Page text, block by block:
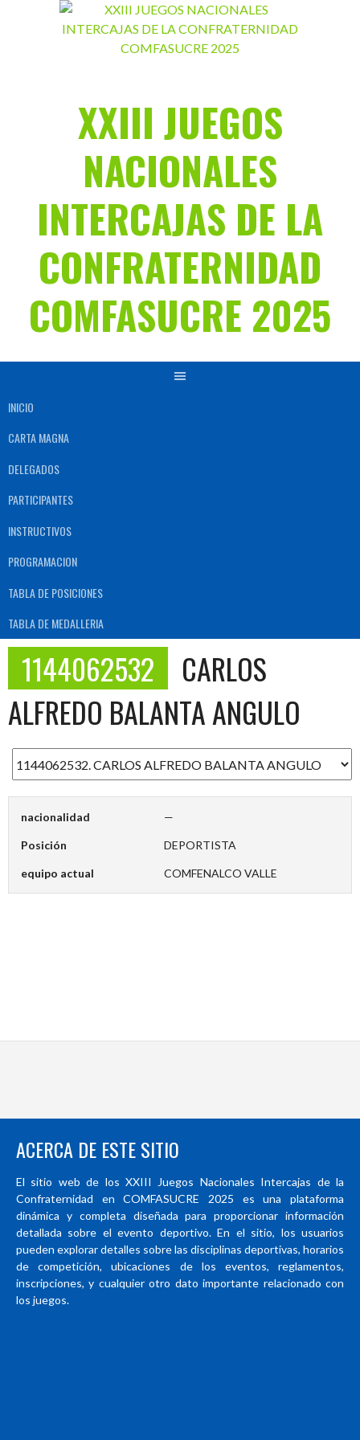
XXIII JUEGOS
NACIONALES
INTERCAJAS DE LA
CONFRATERNIDAD
COMFASUCRE 2025
INICIO
CARTA MAGNA
DELEGADOS
PARTICIPANTES
INSTRUCTIVOS
PROGRAMACION
TABLA DE POSICIONES
TABLA DE MEDALLERIA
1144062532
CARLOS
ALFREDO BALANTA ANGULO
nacionalidad —
Posición DEPORTISTA
equipo actual COMFENALCO VALLE
ACERCA DE ESTE SITIO
El sitio web de los XXIII Juegos Nacionales Intercajas de la
Confraternidad en COMFASUCRE 2025 es una plataforma
dinámica y completa diseñada para proporcionar información
detallada sobre el evento deportivo. En el sitio, los usuarios
pueden explorar detalles sobre las disciplinas deportivas, horarios
de competición, ubicaciones de los eventos, reglamentos,
inscripciones, y cualquier otro dato importante relacionado con
los juegos.